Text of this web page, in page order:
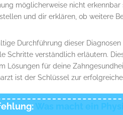
möglicherweise nicht
und dir erklären, ob weitere
Durchführung dieser
Schritte verständlich erläutern.
Lösungen für deine
ist der Schlüssel zur
Was macht ein